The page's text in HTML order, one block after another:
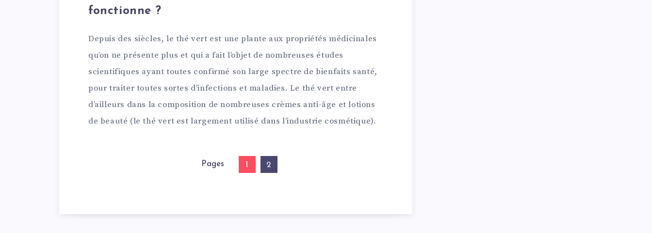
fonctionne ?
Depuis des siècles, le thé vert est une plante aux propriétés médicinales
qu’on ne présente plus et qui a fait l’objet de nombreuses études
scientifiques ayant toutes confirmé son large spectre de bienfaits santé,
pour traiter toutes sortes d’infections et maladies. Le thé vert entre
d’ailleurs dans la composition de nombreuses crèmes anti-âge et lotions
de beauté (le thé vert est largement utilisé dans l’industrie cosmétique).
Pages 1 2